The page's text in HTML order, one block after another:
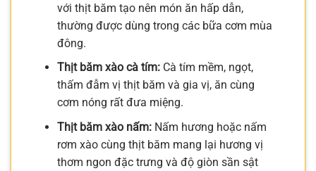
với thịt băm tạo nên món ăn hấp dẫn,
thường được dùng trong các bữa cơm mùa
đông.
Thịt băm xào cà tím:Cà tím mềm, ngọt,
thấm đẫm vị thịt băm và gia vị, ăn cùng
cơm nóng rất đưa miệng.
Thịt băm xào nấm:Nấm hương hoặc nấm
rơm xào cùng thịt băm mang lại hương vị
thơm ngon đặc trưng và độ giòn sần sật